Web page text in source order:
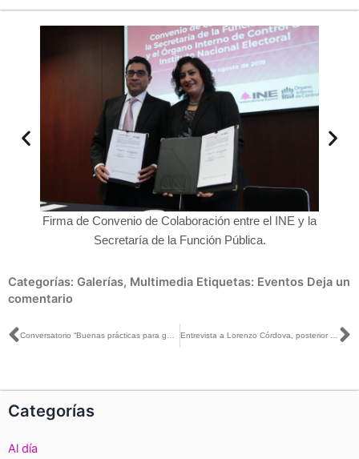
Firma de Convenio de Colaboración entre el INE y la
Secretaría de la Función Pública.
Categorías: Galerías, Multimedia Etiquetas: Eventos Deja un
comentario
Ant
Categorías
Al día